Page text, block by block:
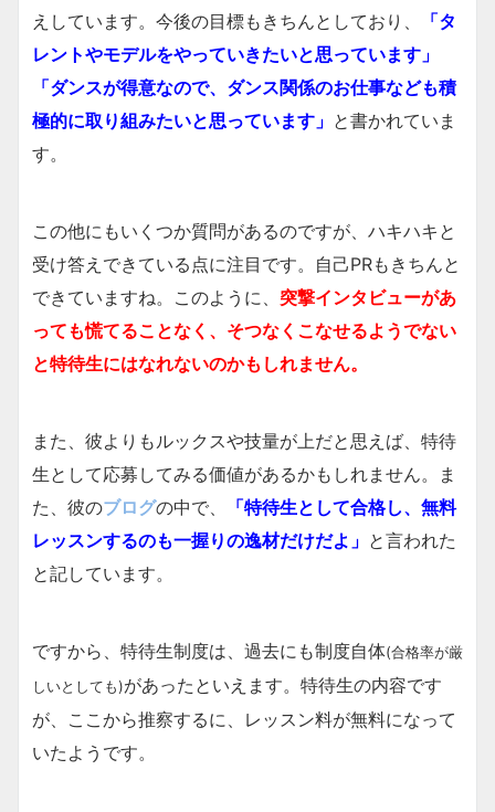
えしています。今後の目標もきちんとしており、
「タ
レントやモデルをやっていきたいと思っています」
「ダンスが得意なので、ダンス関係のお仕事なども積
極的に取り組みたいと思っています」 と書かれていま
す。
この他にもいくつか質問があるのですが、ハキハキと
受け答えできている点に注目です。自己PRもきちんと
できていますね。このように、 突撃インタビューがあ
っても慌てることなく、そつなくこなせるようでない
と特待生にはなれないのかもしれません。
また、彼よりもルックスや技量が上だと思えば、特待
生として応募してみる価値があるかもしれません。ま
た、彼のブログの中で、
「特待生として合格し、無料
レッスンするのも一握りの逸材だけだよ」 と言われた
と記しています。
ですから、特待生制度は、過去にも制度自体(合格率が厳
しいとしても)があったといえます。特待生の内容です
が、ここから推察するに、レッスン料が無料になって
いたようです。